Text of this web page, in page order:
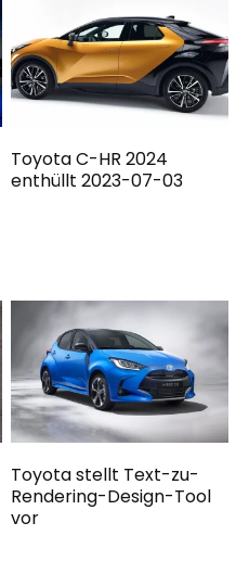
Toyota C-HR 2024
enthüllt 2023-07-03
Toyota stellt Text-zu-
Rendering-Design-Tool
vor